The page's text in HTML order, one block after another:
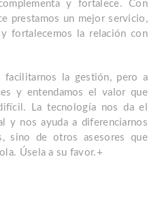
y fortalece. Con
prestamos un mejor servicio,
fortalecemos la relación con
facilitarnos la gestión, pero a
y entendamos el valor que
La tecnología nos da el
y nos ayuda a diferenciarnos
sino de otros asesores que
Úsela a su favor.+